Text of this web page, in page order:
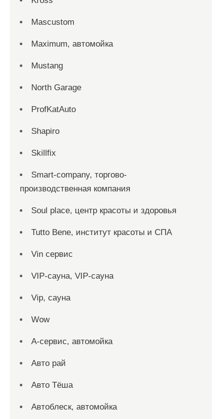
Mascustom
Maximum, автомойка
Mustang
North Garage
ProfKatAuto
Shapiro
Skillfix
Smart-company, торгово-
производственная компания
Soul place, центр красоты и здоровья
Tutto Bene, институт красоты и СПА
Vin сервис
VIP-сауна, VIP-сауна
Vip, сауна
Wow
А-сервис, автомойка
Авто рай
Авто Тёша
Автоблеск, автомойка